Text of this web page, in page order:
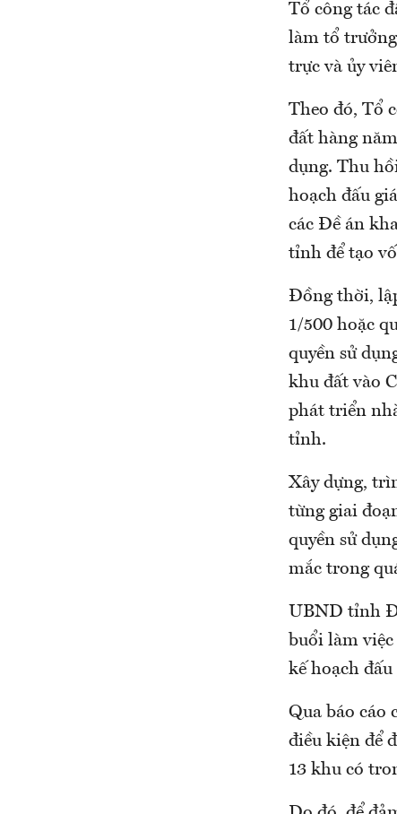
Tổ công tác
làm tổ
trực và ủy
Theo đó, Tổ
đất hàng
dụng. Thu
hoạch đấu
các Đề án
tỉnh để tạo
Đồng thời,
1/500 hoặc
quyền sử
khu đất vào
phát triển
tỉnh.
Xây dựng,
từng giai
quyền sử
mắc trong
UBND tỉnh
buổi làm
kế hoạch
Qua báo cáo
điều kiện để
13 khu có